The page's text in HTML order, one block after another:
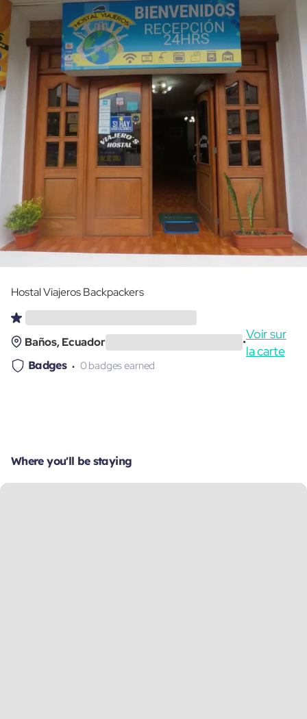
Hostal Viajeros Backpackers
Baños, Ecuador •
Voir sur
la carte
Badges 0 badges earned
Where you'll be staying